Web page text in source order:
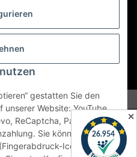
gestatten Sie den
Website: YouTube,
ReCaptcha, PayPal
Sie können die
Icon links
Versand
✕